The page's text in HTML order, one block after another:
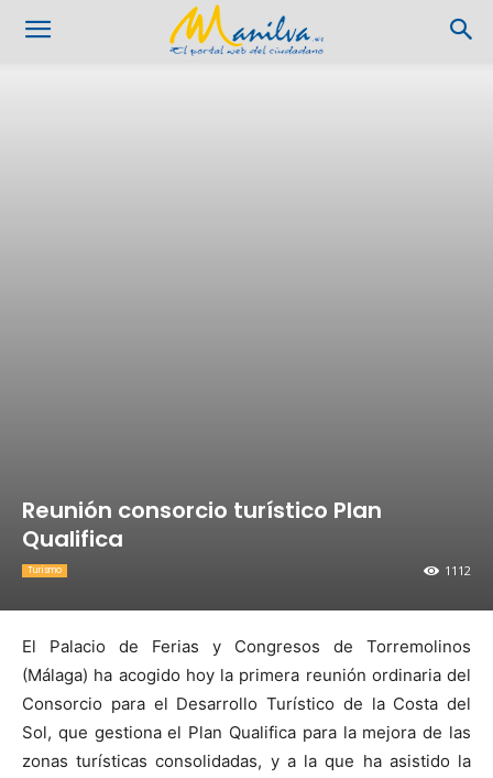
Reunión consorcio turístico Plan
Qualifica
1112
Turismo
El Palacio de Ferias y Congresos de Torremolinos
(Málaga) ha acogido hoy la primera reunión ordinaria del
Consorcio para el Desarrollo Turístico de la Costa del
Sol, que gestiona el Plan Qualifica para la mejora de las
zonas turísticas consolidadas, y a la que ha asistido la